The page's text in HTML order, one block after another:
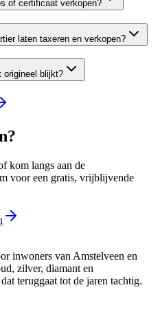
of certificaat verkopen?
laten taxeren en verkopen?
origineel blijkt?
kom langs aan de
voor een gratis, vrijblijvende
inwoners van Amstelveen en
zilver, diamant en
teruggaat tot de jaren tachtig.